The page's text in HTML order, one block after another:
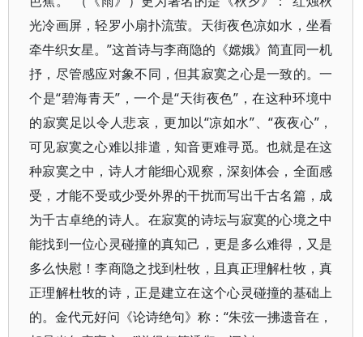
光冷画屏，轻罗小扇扑流萤。天街夜色凉如水，坐看
牵牛织女星。”这首诗与李商隐的《嫦娥》简直同一机
抒，尽管感应对象不同，但其寂寞之心是一致的。一
个是“碧海青天”，一个是“天街夜色”，在这种环境中
的寂寞足以令人悲哀，更加以“凉如水”、“夜夜心”，
可见寂寞之心难以排遣，知音更难寻觅。也就是在这
种寂寞之中，诗人才能细心观察，深刻体会，全面感
受，才能不受或少受外界的干扰而写出千古名篇，成
为千古卓绝的诗人。在寂寞的诗坛与寂寞的心境之中
能找到一位心灵碰撞的真知己，更是多么难得，又是
多么快慰！李商隐之找到杜牧，且真正理解杜牧，真
正理解杜牧的诗，正是建立在这个心灵碰撞的基础上
的。金代元好问《论诗绝句》称：“朱弦一拂遗音在，